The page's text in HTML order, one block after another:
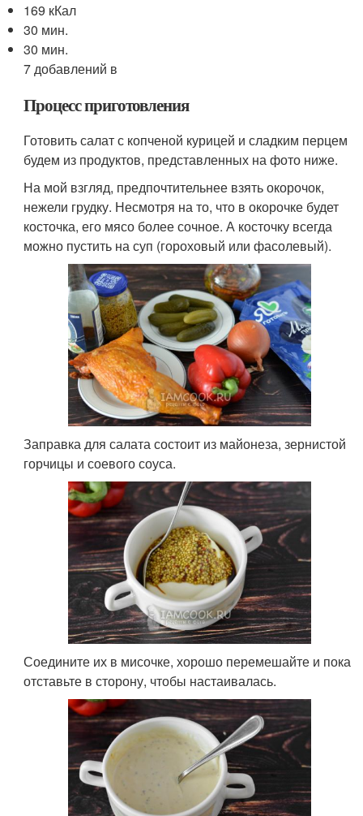
169 кКал
30 мин.
30 мин.
7 добавлений в
Процесс приготовления
Готовить салат с копченой курицей и сладким перцем
будем из продуктов, представленных на фото ниже.
На мой взгляд, предпочтительнее взять окорочок,
нежели грудку. Несмотря на то, что в окорочке будет
косточка, его мясо более сочное. А косточку всегда
можно пустить на суп (гороховый или фасолевый).
Заправка для салата состоит из майонеза, зернистой
горчицы и соевого соуса.
Соедините их в мисочке, хорошо перемешайте и пока
отставьте в сторону, чтобы настаивалась.